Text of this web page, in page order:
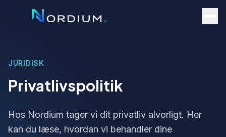
JURIDISK
Privatlivspolitik
Hos Nordium tager vi dit privatliv alvorligt. Her
kan du læse, hvordan vi behandler dine